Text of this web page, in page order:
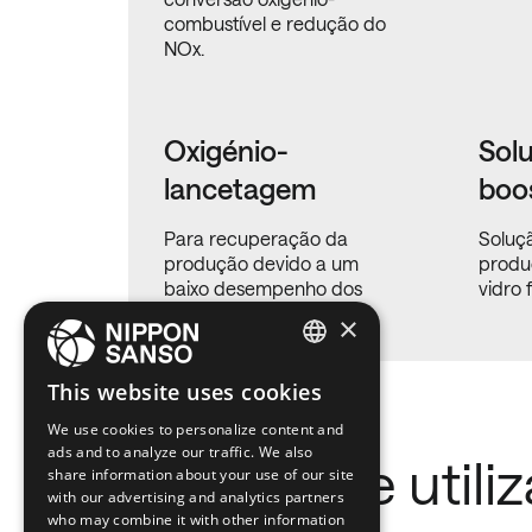
combustível e redução do
NOx.
Oxigénio-
lancetagem
Para recuperação da
produção devido a um
baixo desempenho dos
vidro
Gases que
SPANISH
FRENCH
×
This website uses cookies
We use cookies to personalize content and
ads and to analyze our traffic. We also
share information about your use of our site
with our advertising and analytics partners
who may combine it with other information